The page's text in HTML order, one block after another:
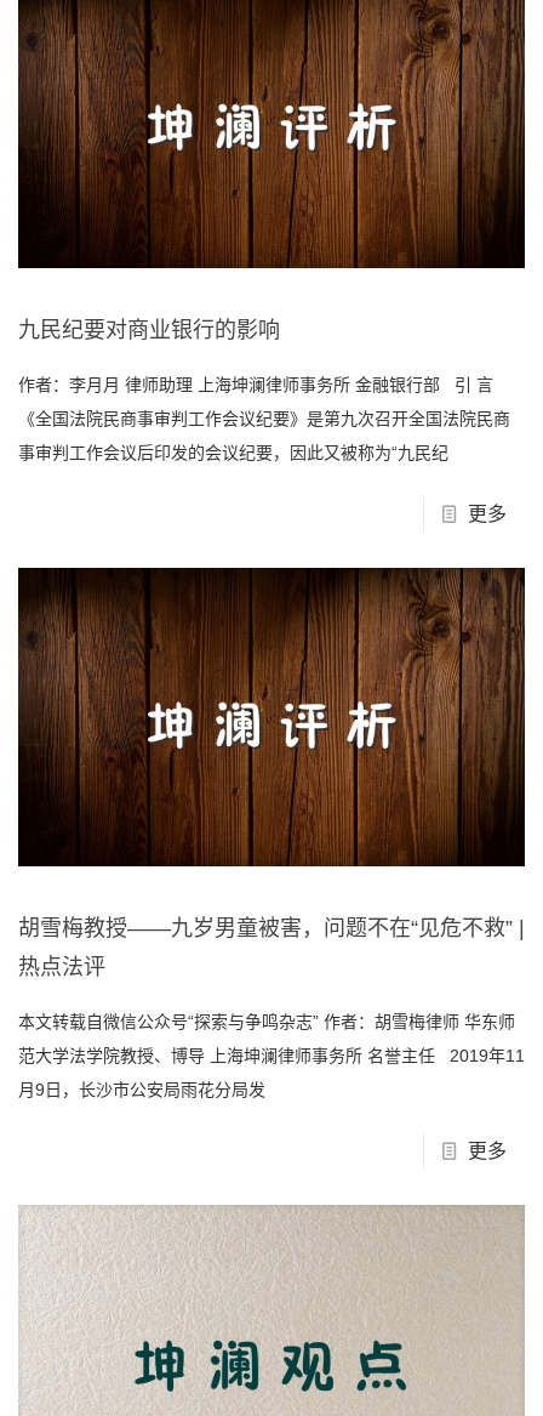
九民纪要对商业银行的影响
作者：李月月 律师助理 上海坤澜律师事务所 金融银行部 引 言
《全国法院民商事审判工作会议纪要》是第九次召开全国法院民商
事审判工作会议后印发的会议纪要，因此又被称为“九民纪
更多
胡雪梅教授——九岁男童被害，问题不在“见危不救” |
热点法评
本文转载自微信公众号“探索与争鸣杂志” 作者：胡雪梅律师 华东师
范大学法学院教授、博导 上海坤澜律师事务所 名誉主任 2019年11
月9日，长沙市公安局雨花分局发
更多